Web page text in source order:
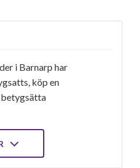
i Barnarp har
köp en